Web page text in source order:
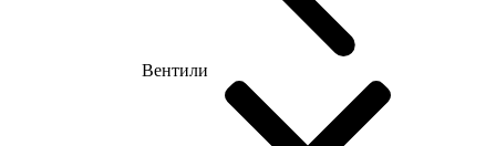
Вентили